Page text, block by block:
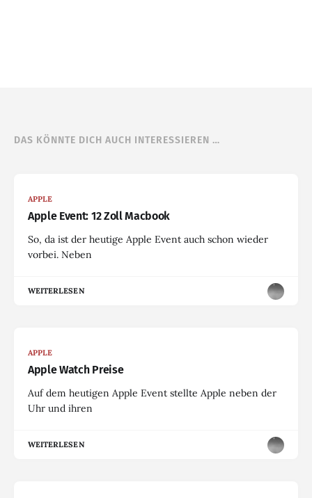
DAS KÖNNTE DICH AUCH INTERESSIEREN …
APPLE
Apple Event: 12 Zoll Macbook
So, da ist der heutige Apple Event auch schon wieder
vorbei. Neben
WEITERLESEN
APPLE
Apple Watch Preise
Auf dem heutigen Apple Event stellte Apple neben der
Uhr und ihren
WEITERLESEN